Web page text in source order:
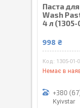
Паста
Wash
4 л
998 ₴
1305-01-
Немає в
+380
Kyivstar